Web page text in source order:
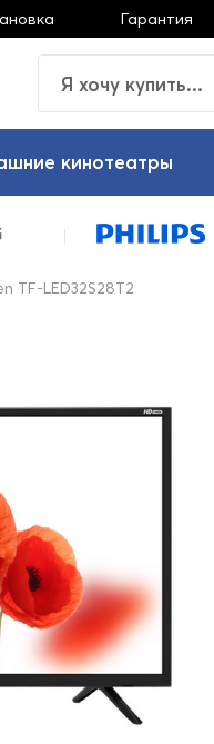
Гарантия
кинотеатры
TF-LED32S28T2